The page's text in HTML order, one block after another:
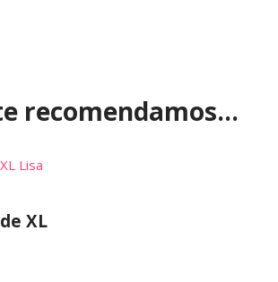
recomendamos…
XL